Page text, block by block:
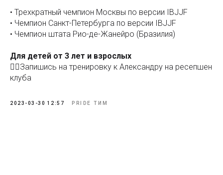
• Трехкратный чемпион Москвы по версии IBJJF
• Чемпион Санкт-Петербурга по версии IBJJF
• Чемпион штата Рио-де-Жанейро (Бразилия)
Для детей от 3 лет и взрослых
✍🏻Запишись на тренировку к Александру на ресепшен
клуба
2023-03-30 12:57 PRIDE ТИМ